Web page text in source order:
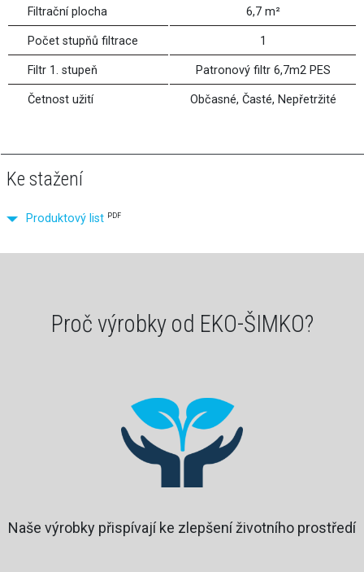
Filtrační plocha 6,7 m²
Počet stupňů filtrace 1
Filtr 1. stupeň Patronový filtr 6,7m2 PES
Četnost užití Občasné, Časté, Nepřetržité
Ke stažení
Produktový list PDF
Proč výrobky od EKO-ŠIMKO?
Naše výrobky přispívají ke zlepšení životního prostředí